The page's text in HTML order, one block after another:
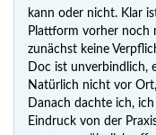
kann oder nicht. Klar
Plattform vorher noch
zunächst keine
Doc ist unverbindlich,
Natürlich nicht vor
Danach dachte ich,
Eindruck von der